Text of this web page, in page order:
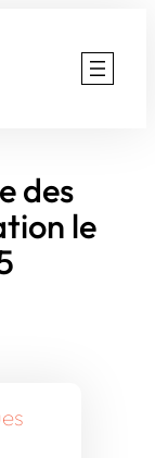
des
le